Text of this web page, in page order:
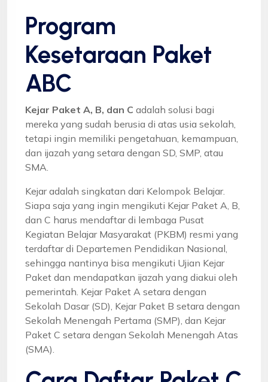
Program
Kesetaraan Paket
ABC
Kejar Paket A, B, dan C adalah solusi bagi
mereka yang sudah berusia di atas usia sekolah,
tetapi ingin memiliki pengetahuan, kemampuan,
dan ijazah yang setara dengan SD, SMP, atau
SMA.
Kejar adalah singkatan dari Kelompok Belajar.
Siapa saja yang ingin mengikuti Kejar Paket A, B,
dan C harus mendaftar di lembaga Pusat
Kegiatan Belajar Masyarakat (PKBM) resmi yang
terdaftar di Departemen Pendidikan Nasional,
sehingga nantinya bisa mengikuti Ujian Kejar
Paket dan mendapatkan ijazah yang diakui oleh
pemerintah. Kejar Paket A setara dengan
Sekolah Dasar (SD), Kejar Paket B setara dengan
Sekolah Menengah Pertama (SMP), dan Kejar
Paket C setara dengan Sekolah Menengah Atas
(SMA).